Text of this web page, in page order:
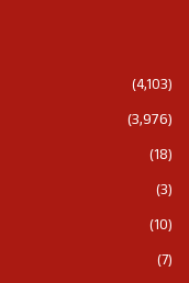
(4,103)
(3,976)
(18)
(3)
(10)
(7)